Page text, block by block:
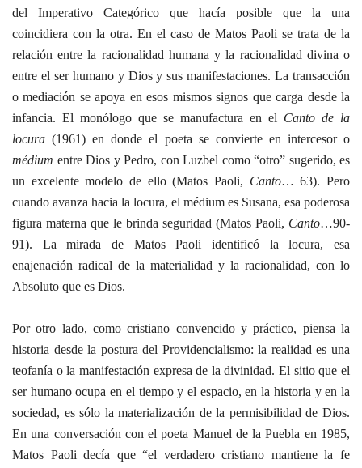
del Imperativo Categórico que hacía posible que la una
coincidiera con la otra. En el caso de Matos Paoli se trata de la
relación entre la racionalidad humana y la racionalidad divina o
entre el ser humano y Dios y sus manifestaciones. La transacción
o mediación se apoya en esos mismos signos que carga desde la
infancia. El monólogo que se manufactura en el Canto de la
locura (1961) en donde el poeta se convierte en intercesor o
médium entre Dios y Pedro, con Luzbel como “otro” sugerido, es
un excelente modelo de ello (Matos Paoli, Canto… 63). Pero
cuando avanza hacia la locura, el médium es Susana, esa poderosa
figura materna que le brinda seguridad (Matos Paoli, Canto…90-
91). La mirada de Matos Paoli identificó la locura, esa
enajenación radical de la materialidad y la racionalidad, con lo
Absoluto que es Dios.
Por otro lado, como cristiano convencido y práctico, piensa la
historia desde la postura del Providencialismo: la realidad es una
teofanía o la manifestación expresa de la divinidad. El sitio que el
ser humano ocupa en el tiempo y el espacio, en la historia y en la
sociedad, es sólo la materialización de la permisibilidad de Dios.
En una conversación con el poeta Manuel de la Puebla en 1985,
Matos Paoli decía que “el verdadero cristiano mantiene la fe